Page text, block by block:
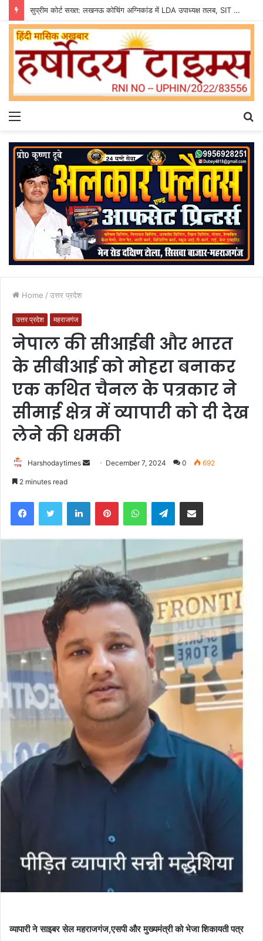
सुप्रीम कोर्ट सख्त: लखनऊ कोचिंग अग्निकांड में LDA उपाध्यक्ष तलब, SIT से मांगी सीलबंद रिपोर्ट
Menu
Home / उत्तर प्रदेश
उत्तर प्रदेश महराजगंज
नेपाल की सीआईबी और भारत
के सीबीआई को मोहरा बनाकर
एक कथित चैनल के पत्रकार ने
सीमाई क्षेत्र में व्यापारी को दी देख
लेने की धमकी
Harshodaytimes
Send December 7, 2024 0 692
2 minutes read
FacebookTwitter LinkedInPinterestWhatsAppTelegramShare via Email
व्यापारी ने साइबर सेल महराजगंज,एसपी और मुख्यमंत्री को भेजा शिकायती पत्र